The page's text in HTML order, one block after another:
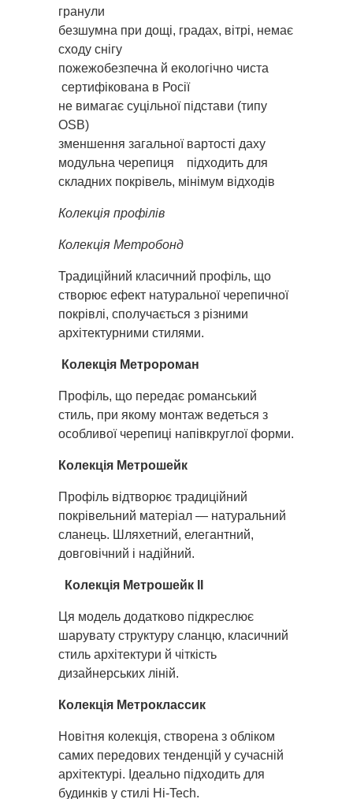
гранули
безшумна при дощі, градах, вітрі, немає
сходу снігу
пожежобезпечна й екологічно чиста
сертифікована в Росії
не вимагає суцільної підстави (типу
OSB)
зменшення загальної вартості даху
модульна черепиця підходить для
складних покрівель, мінімум відходів
Колекція профілів
Колекція Метробонд
Традиційний класичний профіль, що
створює ефект натуральної черепичної
покрівлі, сполучається з різними
архітектурними стилями.
Колекція Метророман
Профіль, що передає романський
стиль, при якому монтаж ведеться з
особливої черепиці напівкруглої форми.
Колекція Метрошейк
Профіль відтворює традиційний
покрівельний матеріал — натуральний
сланець. Шляхетний, елегантний,
довговічний і надійний.
Колекція Метрошейк II
Ця модель додатково підкреслює
шарувату структуру сланцю, класичний
стиль архітектури й чіткість
дизайнерських ліній.
Колекція Метроклассик
Новітня колекція, створена з обліком
самих передових тенденцій у сучасній
архітектурі. Ідеально підходить для
будинків у стилі Hi-Tech.